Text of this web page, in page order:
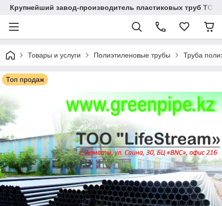
Крупнейший завод-производитель пластиковых труб ТОО
Товары и услуги Полиэтиленовые трубы Труба
Топ продаж